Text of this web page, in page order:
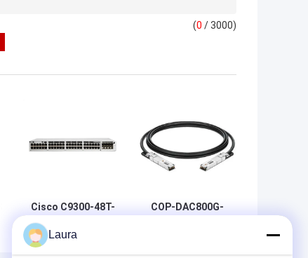
(0 / 3000)
Cisco C9300-48T-
E Catalyst 9300
48-portowy
COP-DAC800G-
Laura